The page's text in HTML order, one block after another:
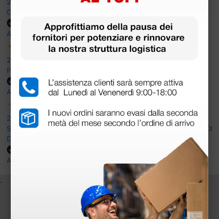
OTTIMO SITO E OTTIMO SERVIZIO
Acquirente verificato
25 Maggio 2026
Positiva esperienza di acquisto
Acquirente verificato
24 Maggio 2026
SONO UN CLIENTE SODDISFATTO E CHE APPREZZA LA SERIETA' DI
DOCTOR SHOP
Acquirente verificato
;
Iscriviti alla newsletter e ottieni il buono
sconto di benvenuto